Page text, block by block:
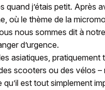
quand j’étais petit. Après
où le thème de la
nous sommes dit à
d’urgence.
asiatiques,
scooters ou des vélos –
est tout simplement